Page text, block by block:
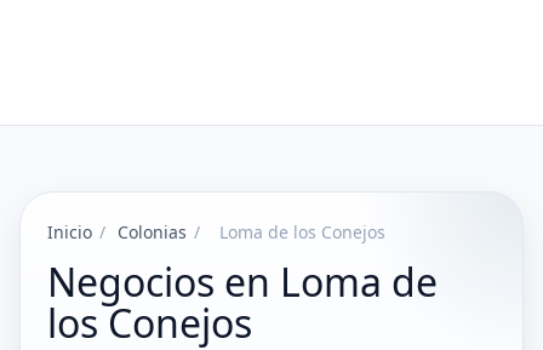
Inicio / Colonias / Loma de los Conejos
Negocios en Loma de
los Conejos